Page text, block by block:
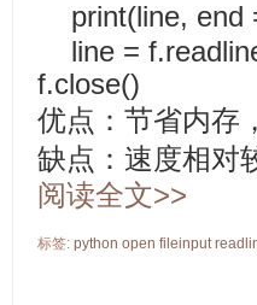
print(line,
line =
f.close()
优点：节省内存
缺点：速度相对
阅读全文>>
标签: python open fileinput